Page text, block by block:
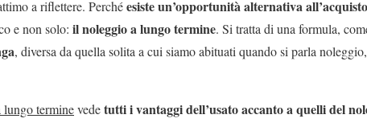
a riflettere. Perchéesiste un’opportunità alternativa all’acquisto
e non solo: il noleggio a lungo termine. Si tratta di una formula,
, diversa da quella solita a cui siamo abituati quando si parla
lungo terminevedetutti i vantaggi dell’usato accanto a quelli del